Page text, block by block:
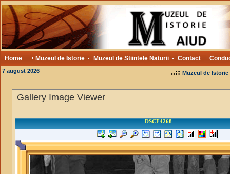
Home Muzeul de Istorie Muzeul de Stiintele Naturii Contact
7 august 2026 ..:: Muzeul de Istorie
Gallery Image Viewer
DSCF4268